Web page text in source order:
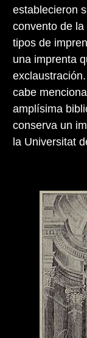
establecieron
convento de
tipos de
una imprenta
cabe
amplísima
conserva un
la Universitat